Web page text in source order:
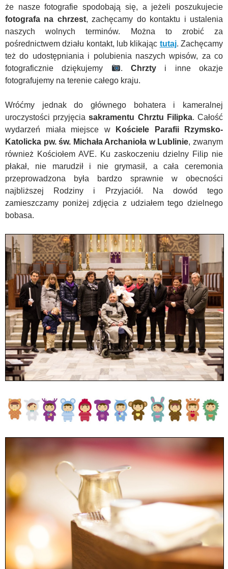
że nasze fotografie spodobają się, a jeżeli poszukujecie
fotografa na chrzest, zachęcamy do kontaktu i ustalenia
naszych wolnych terminów. Można to zrobić za
pośrednictwem działu kontakt, lub klikając tutaj. Zachęcamy
też do udostępniania i polubienia naszych wpisów, za co
fotograficznie dziękujemy
.Chrzty i inne okazje
fotografujemy na terenie całego kraju.
Wróćmy jednak do głównego bohatera i kameralnej
uroczystości przyjęciasakramentu Chrztu Filipka. Całość
wydarzeń miała miejsce w
Kościele Parafii Rzymsko-
Katolicka pw. św. Michała Archanioła w Lublinie, zwanym
również Kościołem AVE. Ku zaskoczeniu dzielny Filip nie
płakał, nie marudził i nie grymasił, a cała ceremonia
przeprowadzona była bardzo sprawnie w obecności
najbliższej Rodziny i Przyjaciół. Na dowód tego
zamieszczamy poniżej zdjęcia z udziałem tego dzielnego
bobasa.